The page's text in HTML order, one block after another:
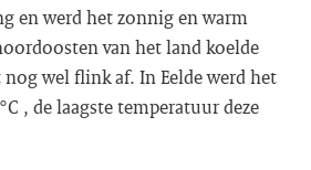
en werd het zonnig en warm
van het land koelde
wel flink af. In Eelde werd het
, de laagste temperatuur deze